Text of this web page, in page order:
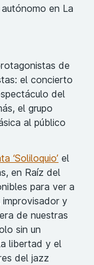
en La
de
el concierto
del
el grupo
al público
‘Soliloquio’ el
en Raíz del
para ver a
y
de nuestras
sin un
libertad y el
del jazz